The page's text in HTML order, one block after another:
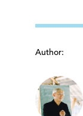
Author: